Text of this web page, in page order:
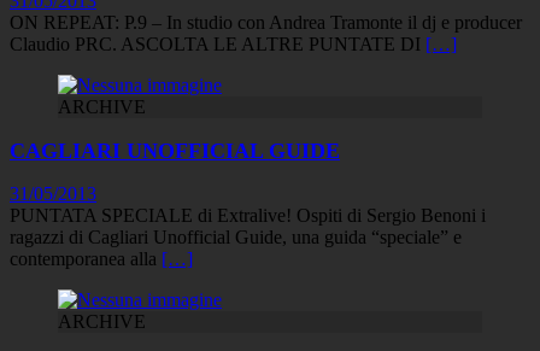
ON REPEAT: P.9 – In studio con Andrea Tramonte il dj e producer
Claudio PRC. ASCOLTA LE ALTRE PUNTATE DI […]
ARCHIVE
CAGLIARI UNOFFICIAL GUIDE
31/05/2013
PUNTATA SPECIALE di Extralive! Ospiti di Sergio Benoni i
ragazzi di Cagliari Unofficial Guide, una guida “speciale” e
contemporanea alla […]
ARCHIVE